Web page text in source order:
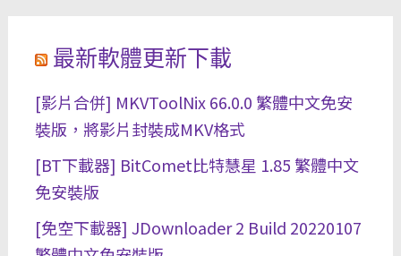
最新軟體更新下載
[影片合併] MKVToolNix 66.0.0 繁體中文免安
裝版，將影片封裝成MKV格式
[BT下載器] BitComet比特慧星 1.85 繁體中文
免安裝版
[免空下載器] JDownloader 2 Build 20220107